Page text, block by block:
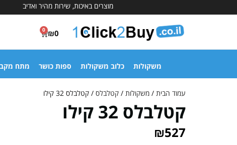
מוצרים באיכות, שירות מהיר ואדיב
₪0
0
משקולות כלוב משקולות ספות כושר מתח
עמוד הבית / משקולות / קטלבלס / קטלבלס 32 קילו
קטלבלס 32 קילו
₪527